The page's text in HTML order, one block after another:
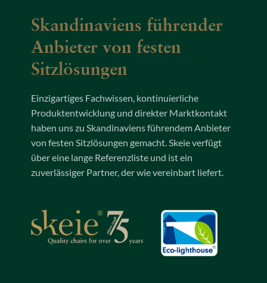
Skandinaviens führender
Anbieter von festen
Sitzlösungen
Einzigartiges Fachwissen, kontinuierliche
Produktentwicklung und direkter Marktkontakt
haben uns zu Skandinaviens führendem Anbieter
von festen Sitzlösungen gemacht. Skeie verfügt
über eine lange Referenzliste und ist ein
zuverlässiger Partner, der wie vereinbart liefert.